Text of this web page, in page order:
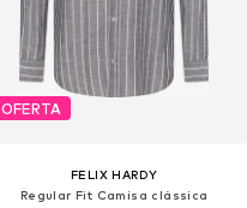
OFERTA
FELIX HARDY
Regular Fit Camisa clássica